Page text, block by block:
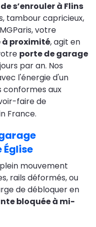
s’enrouler à Flins
tambour capricieux,
votre
proximité, agit en
porte de garage
par an. Nos
l'énergie d'un
conformes aux
faire de
France.
Église
mouvement
rails déformés, ou
de débloquer en
bloquée à mi-